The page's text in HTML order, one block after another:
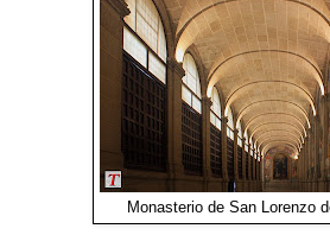
Monasterio de San Lorenzo